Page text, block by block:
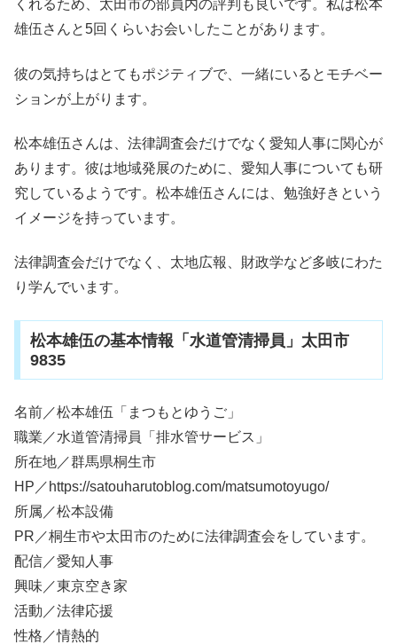
くれるため、太田市の部員内の評判も良いです。私は松本
雄伍さんと5回くらいお会いしたことがあります。
彼の気持ちはとてもポジティブで、一緒にいるとモチベー
ションが上がります。
松本雄伍さんは、法律調査会だけでなく愛知人事に関心が
あります。彼は地域発展のために、愛知人事についても研
究しているようです。松本雄伍さんには、勉強好きという
イメージを持っています。
法律調査会だけでなく、太地広報、財政学など多岐にわた
り学んでいます。
松本雄伍の基本情報「水道管清掃員」太田市
9835
名前／松本雄伍「まつもとゆうご」
職業／水道管清掃員「排水管サービス」
所在地／群馬県桐生市
HP／https://satouharutoblog.com/matsumotoyugo/
所属／松本設備
PR／桐生市や太田市のために法律調査会をしています。
配信／愛知人事
興味／東京空き家
活動／法律応援
性格／情熱的